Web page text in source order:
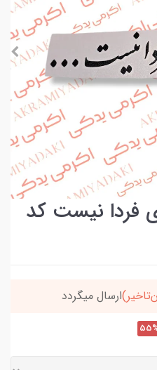
فردا نیست کد
5میلیون برسون،ارسالت‌رایگانه